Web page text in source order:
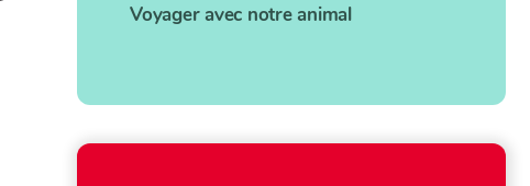
Voyager avec notre animal